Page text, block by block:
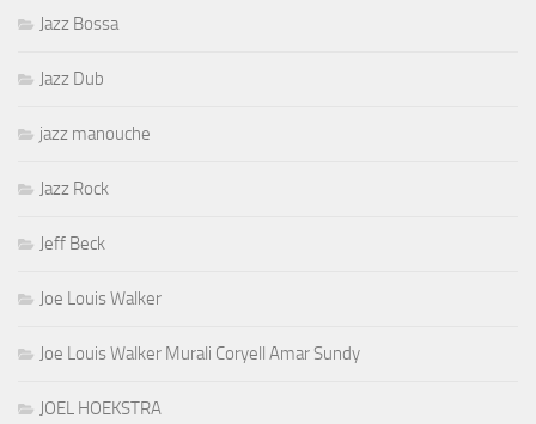
Jazz Bossa
Jazz Dub
jazz manouche
Jazz Rock
Jeff Beck
Joe Louis Walker
Joe Louis Walker Murali Coryell Amar Sundy
JOEL HOEKSTRA